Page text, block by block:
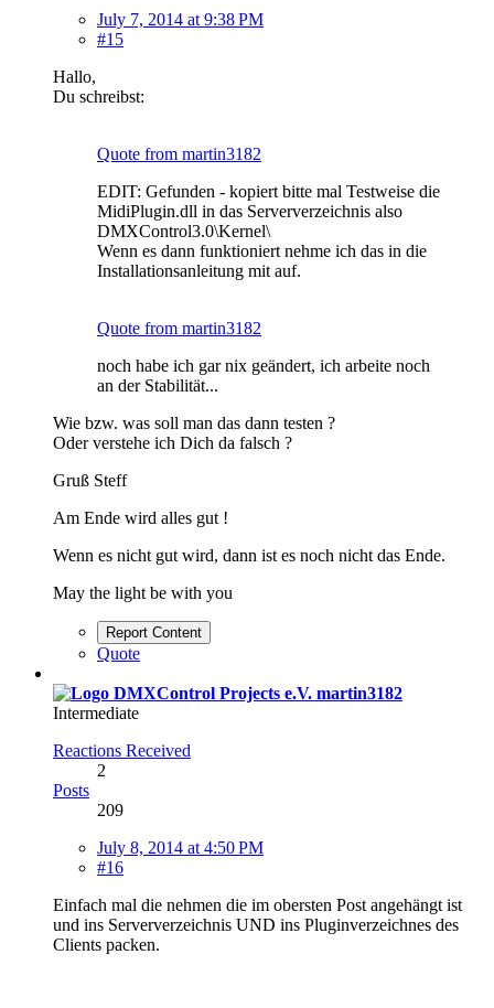
July 7, 2014 at 9:38 PM
#15
Hallo,
Du schreibst:
Quote from martin3182
EDIT: Gefunden - kopiert bitte mal Testweise die
MidiPlugin.dll in das Serververzeichnis also
DMXControl3.0\Kernel\
Wenn es dann funktioniert nehme ich das in die
Installationsanleitung mit auf.
Quote from martin3182
noch habe ich gar nix geändert, ich arbeite noch
an der Stabilität...
Wie bzw. was soll man das dann testen ?
Oder verstehe ich Dich da falsch ?
Gruß Steff
Am Ende wird alles gut !
Wenn es nicht gut wird, dann ist es noch nicht das Ende.
May the light be with you
Report Content
Quote
martin3182
Intermediate
Reactions Received
2
Posts
209
July 8, 2014 at 4:50 PM
#16
Einfach mal die nehmen die im obersten Post angehängt ist
und ins Serververzeichnis UND ins Pluginverzeichnes des
Clients packen.